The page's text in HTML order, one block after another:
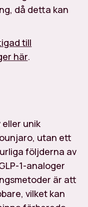
då detta kan
till
här.
unik
utan ett
följderna av
1-analoger
är att
vilket kan